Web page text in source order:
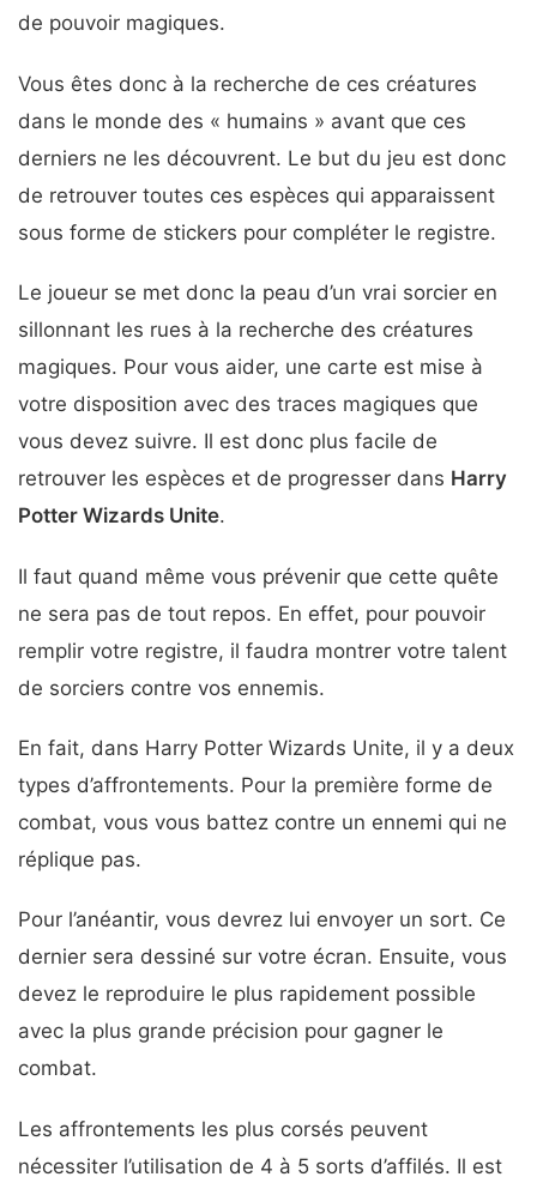
de pouvoir magiques.
Vous êtes donc à la recherche de ces créatures
dans le monde des « humains » avant que ces
derniers ne les découvrent. Le but du jeu est donc
de retrouver toutes ces espèces qui apparaissent
sous forme de stickers pour compléter le registre.
Le joueur se met donc la peau d’un vrai sorcier en
sillonnant les rues à la recherche des créatures
magiques. Pour vous aider, une carte est mise à
votre disposition avec des traces magiques que
vous devez suivre. Il est donc plus facile de
retrouver les espèces et de progresser dans Harry
Potter Wizards Unite.
Il faut quand même vous prévenir que cette quête
ne sera pas de tout repos. En effet, pour pouvoir
remplir votre registre, il faudra montrer votre talent
de sorciers contre vos ennemis.
En fait, dans Harry Potter Wizards Unite, il y a deux
types d’affrontements. Pour la première forme de
combat, vous vous battez contre un ennemi qui ne
réplique pas.
Pour l’anéantir, vous devrez lui envoyer un sort. Ce
dernier sera dessiné sur votre écran. Ensuite, vous
devez le reproduire le plus rapidement possible
avec la plus grande précision pour gagner le
combat.
Les affrontements les plus corsés peuvent
nécessiter l’utilisation de 4 à 5 sorts d’affilés. Il est